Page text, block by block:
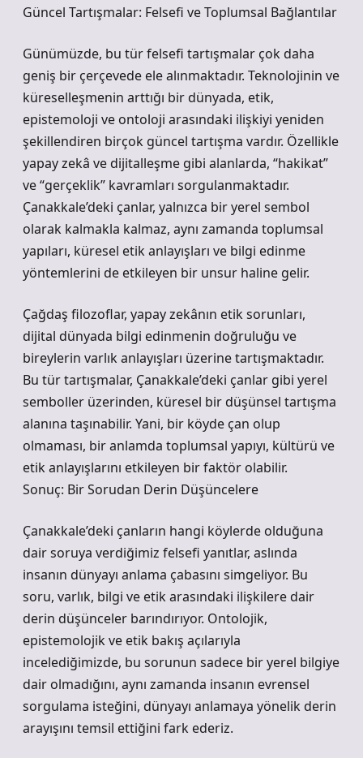
Güncel Tartışmalar: Felsefi ve Toplumsal Bağlantılar
Günümüzde, bu tür felsefi tartışmalar çok daha
geniş bir çerçevede ele alınmaktadır. Teknolojinin ve
küreselleşmenin arttığı bir dünyada, etik,
epistemoloji ve ontoloji arasındaki ilişkiyi yeniden
şekillendiren birçok güncel tartışma vardır. Özellikle
yapay zekâ ve dijitalleşme gibi alanlarda, “hakikat”
ve “gerçeklik” kavramları sorgulanmaktadır.
Çanakkale’deki çanlar, yalnızca bir yerel sembol
olarak kalmakla kalmaz, aynı zamanda toplumsal
yapıları, küresel etik anlayışları ve bilgi edinme
yöntemlerini de etkileyen bir unsur haline gelir.
Çağdaş filozoflar, yapay zekânın etik sorunları,
dijital dünyada bilgi edinmenin doğruluğu ve
bireylerin varlık anlayışları üzerine tartışmaktadır.
Bu tür tartışmalar, Çanakkale’deki çanlar gibi yerel
semboller üzerinden, küresel bir düşünsel tartışma
alanına taşınabilir. Yani, bir köyde çan olup
olmaması, bir anlamda toplumsal yapıyı, kültürü ve
etik anlayışlarını etkileyen bir faktör olabilir.
Sonuç: Bir Sorudan Derin Düşüncelere
Çanakkale’deki çanların hangi köylerde olduğuna
dair soruya verdiğimiz felsefi yanıtlar, aslında
insanın dünyayı anlama çabasını simgeliyor. Bu
soru, varlık, bilgi ve etik arasındaki ilişkilere dair
derin düşünceler barındırıyor. Ontolojik,
epistemolojik ve etik bakış açılarıyla
incelediğimizde, bu sorunun sadece bir yerel bilgiye
dair olmadığını, aynı zamanda insanın evrensel
sorgulama isteğini, dünyayı anlamaya yönelik derin
arayışını temsil ettiğini fark ederiz.